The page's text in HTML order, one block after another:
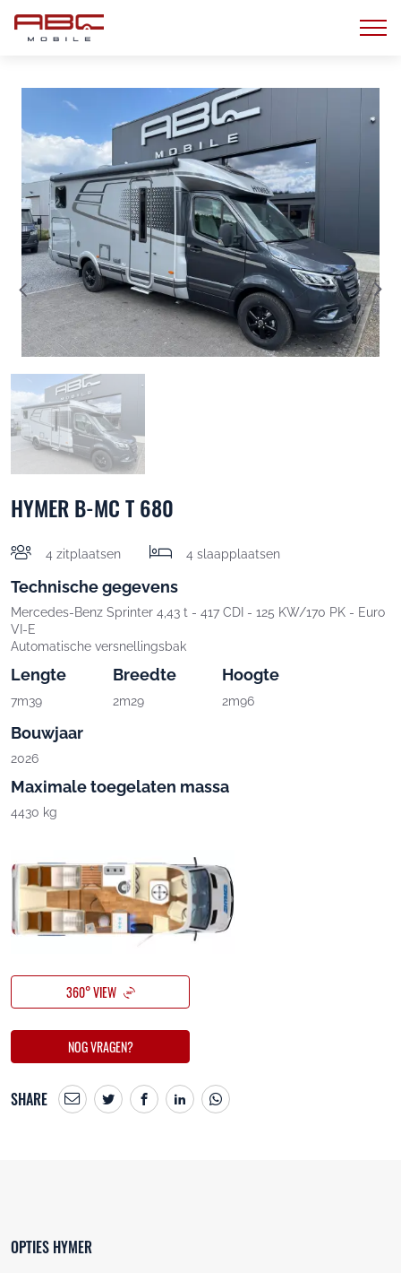
HYMER B-MC T 680
4 zitplaatsen 4 slaapplaatsen
Technische gegevens
Mercedes-Benz Sprinter 4,43 t - 417 CDI - 125 KW/170 PK - Euro
VI-E
Automatische versnellingsbak
Lengte
7m39
Breedte
2m29
Hoogte
2m96
Bouwjaar
2026
Maximale toegelaten massa
4430 kg
360° VIEW
NOG VRAGEN?
SHARE
OPTIES HYMER